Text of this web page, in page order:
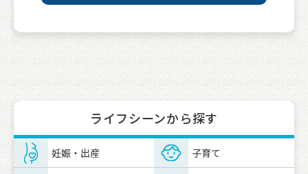
ライフシーンから探す
妊娠・出産 子育て